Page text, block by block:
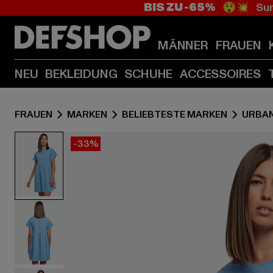
BIS ZU -65% 😲💥
MÄNNER FRAUEN
NEU BEKLEIDUNG SCHUHE ACCESSOIRES
FRAUEN MARKEN BELIEBTESTE MARKEN
-33%